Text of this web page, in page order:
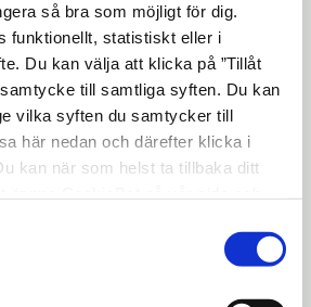
så bra som möjligt för dig.
funktionellt, statistiskt eller i
Du kan välja att klicka på ”Tillåt
till samtliga syften. Du kan
vilka syften du samtycker till
här nedan och därefter klicka i
kan när som helst ta tillbaka ditt
läsa om hur kakorna används och
inhämtar och behandlar
(M) ledamot i
kommunpolis.
Karlsson